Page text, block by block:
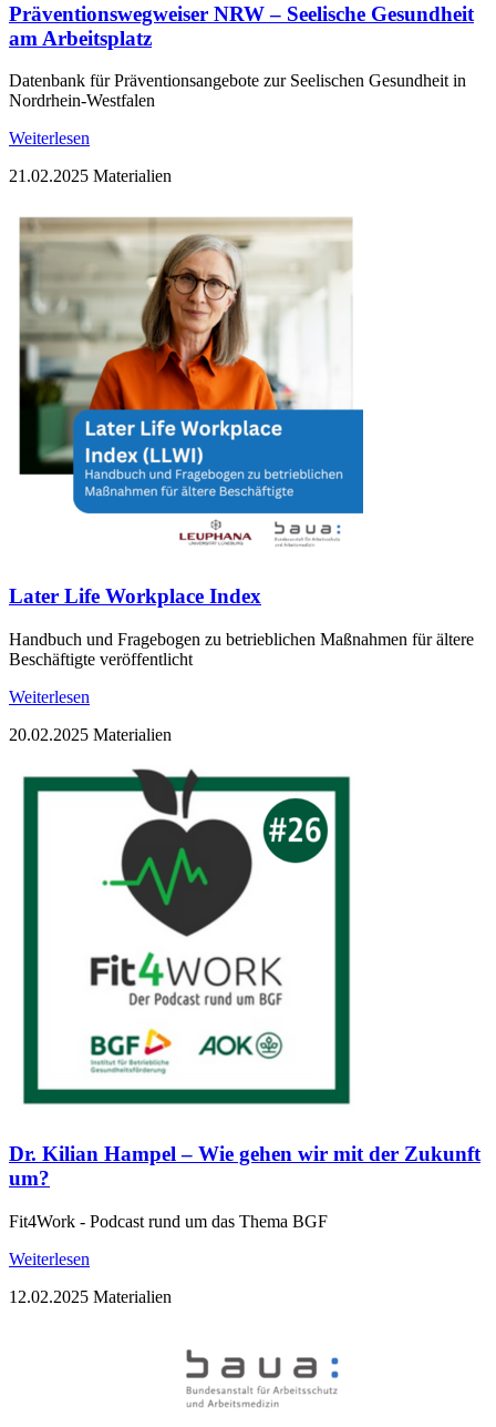
Präventionswegweiser NRW – Seelische Gesundheit
am Arbeitsplatz
Datenbank für Präventionsangebote zur Seelischen Gesundheit in
Nordrhein-Westfalen
Weiterlesen
21.02.2025 Materialien
Later Life Workplace Index
Handbuch und Fragebogen zu betrieblichen Maßnahmen für ältere
Beschäftigte veröffentlicht
Weiterlesen
20.02.2025 Materialien
Dr. Kilian Hampel – Wie gehen wir mit der Zukunft
um?
Fit4Work - Podcast rund um das Thema BGF
Weiterlesen
12.02.2025 Materialien